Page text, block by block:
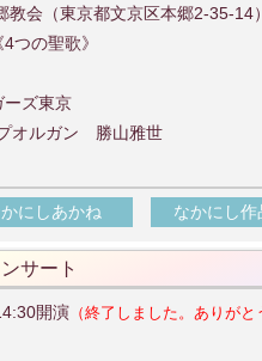
会（東京都文京区本郷2-35-14
の聖歌》
ズ東京
ガン 勝山雅世
にしあかね なかにし作
サート
開演 （終了しました。ありが